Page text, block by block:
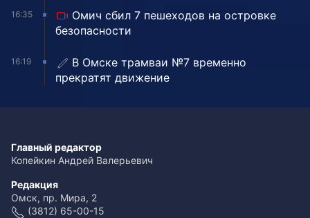
16:35
Омич сбил 7 пешеходов на островке
безопасности
16:19
В Омске трамваи №7 временно
прекратят движение
Главный редактор
Копейкин Андрей Валерьевич
Редакция
Омск, пр. Мира, 2
(3812) 65-00-15